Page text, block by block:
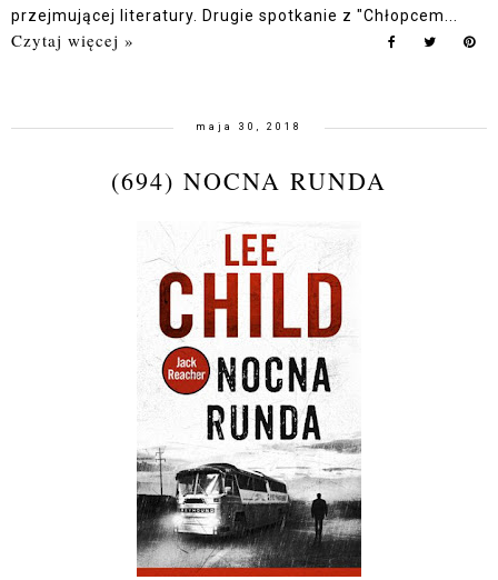
przejmującej literatury. Drugie spotkanie z "Chłopcem...
Czytaj więcej »
maja 30, 2018
(694) NOCNA RUNDA